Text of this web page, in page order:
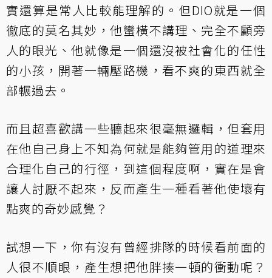
實還算是常人比較能理解的。但DIO就是一個
徹底的莫名其妙，他蠻橫不講理、完全不顧旁
人的眼光、他就像是一個還沒被社會化的任性
的小孩，開著一輛壓路機，看不爽的東西就全
部輾過去。
而且超喜歡講一些聽起來很毫無邏輯，但套用
在他自己身上不知為何就是能夠管用的道理來
合理化自己的行徑，到這個程度啊，實在是會
讓人討厭不起來，反而產生一種看著他使壞有
點爽的奇妙感覺？
試想一下，你有沒有曾經排隊的時候看前面的
人很不順眼，產生想把他胖揍一頓的衝動呢？